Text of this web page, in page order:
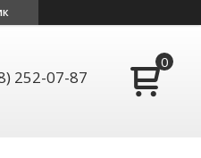
252-07-87